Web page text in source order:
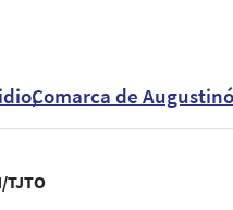
Comarca de
TJTO